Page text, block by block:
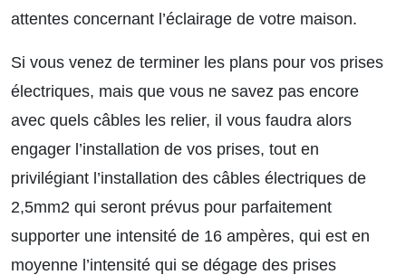
attentes concernant l’éclairage de votre maison.
Si vous venez de terminer les plans pour vos prises
électriques, mais que vous ne savez pas encore
avec quels câbles les relier, il vous faudra alors
engager l’installation de vos prises, tout en
privilégiant l’installation des câbles électriques de
2,5mm2 qui seront prévus pour parfaitement
supporter une intensité de 16 ampères, qui est en
moyenne l’intensité qui se dégage des prises